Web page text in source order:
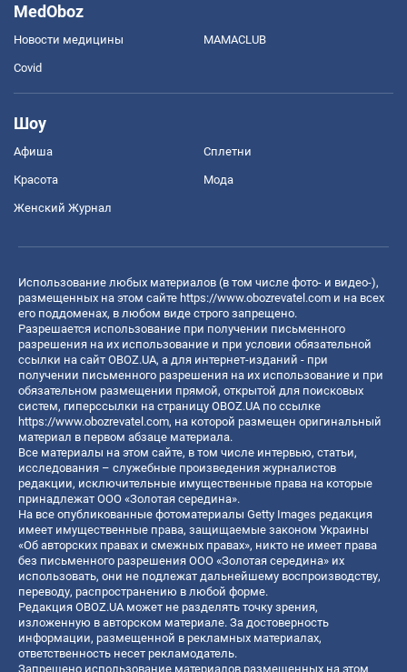
MedOboz
Новости медицины MAMACLUB
Covid
Шоу
Афиша Сплетни
Красота Мода
Женский Журнал
Использование любых материалов (в том числе фото- и видео-),
размещенных на этом сайте https://www.obozrevatel.com и на всех
его поддоменах, в любом виде строго запрещено.
Разрешается использование при получении письменного
разрешения на их использование и при условии обязательной
ссылки на сайт OBOZ.UA, а для интернет-изданий - при
получении письменного разрешения на их использование и при
обязательном размещении прямой, открытой для поисковых
систем, гиперссылки на страницу OBOZ.UA по ссылке
https://www.obozrevatel.com, на которой размещен оригинальный
материал в первом абзаце материала.
Все материалы на этом сайте, в том числе интервью, статьи,
исследования – служебные произведения журналистов
редакции, исключительные имущественные права на которые
принадлежат ООО «Золотая середина».
На все опубликованные фотоматериалы Getty Images редакция
имеет имущественные права, защищаемые законом Украины
«Об авторских правах и смежных правах», никто не имеет права
без письменного разрешения ООО «Золотая середина» их
использовать, они не подлежат дальнейшему воспроизводству,
переводу, распространению в любой форме.
Редакция OBOZ.UA может не разделять точку зрения,
изложенную в авторском материале. За достоверность
информации, размещенной в рекламных материалах,
ответственность несет рекламодатель.
Запрещено использование материалов размещенных на этом